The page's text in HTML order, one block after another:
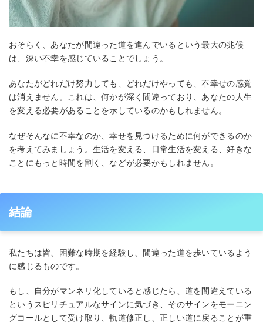
おそらく、あなたが間違った道を進んでいるという最大の兆候
は、深い不幸を感じていることでしょう。
あなたがどれだけ努力しても、どれだけやっても、不幸せの感覚
は消えません。これは、何かが深く間違っており、あなたの人生
を変える必要があることを示しているのかもしれません。
なぜそんなに不幸なのか、幸せを見つけるために何ができるのか
を考えてみましょう。生活を変える、日常生活を変える、好きな
ことにもっと時間を割く、などが必要かもしれません。
結論
私たちは皆、困難な時期を経験し、間違った道を歩いているよう
に感じるものです。
もし、自分がマンネリ化していると感じたら、道を間違えている
というスピリチュアルなサインに気づき、そのサインをモーニン
グコールとして受け取り、軌道修正し、正しい道に戻ることが重